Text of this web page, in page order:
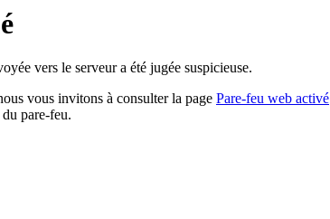
vers le serveur a été jugée suspicieuse.
vous invitons à consulter la page Pare-feu web activé
pare-feu.